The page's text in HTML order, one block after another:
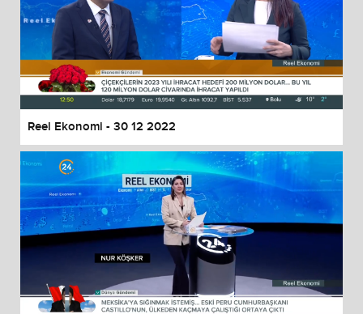
Reel Ekonomi - 30 12 2022